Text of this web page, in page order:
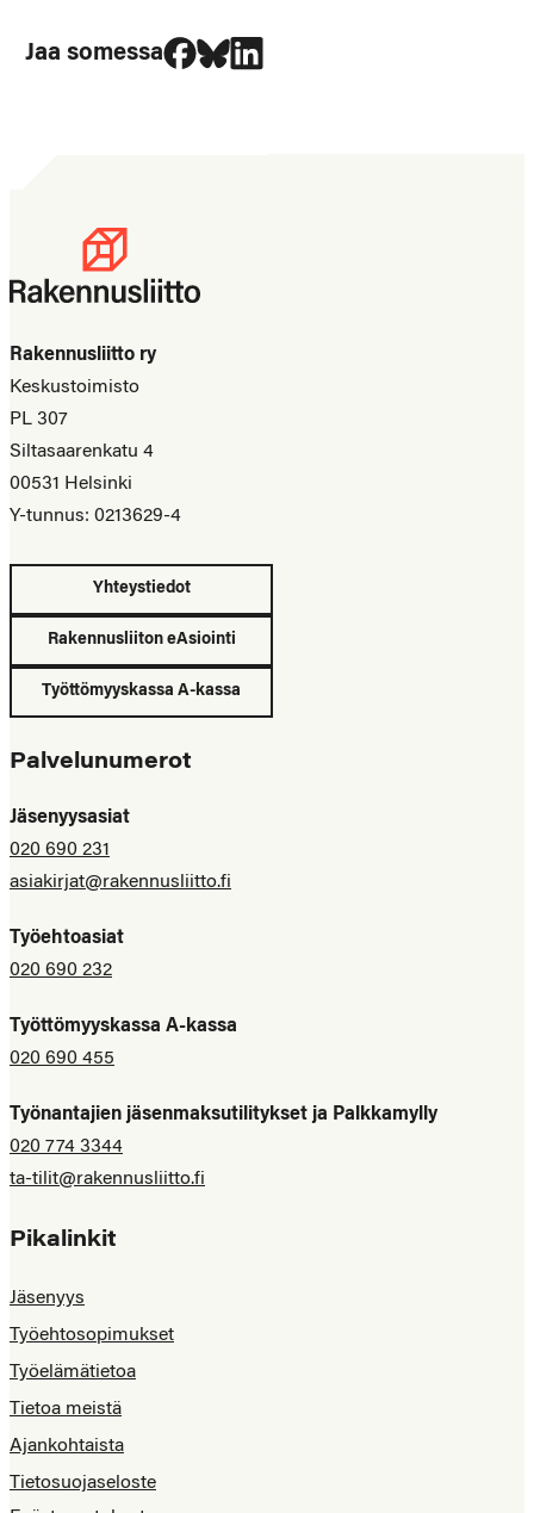
Jaa somessa
Jaa Facebookissa
Jaa Blueskyssa
Jaa LinkedIn:ssä
Rakennusliitto ry
Keskustoimisto
PL 307
Siltasaarenkatu 4
00531 Helsinki
Y-tunnus: 0213629-4
Yhteystiedot
Rakennusliiton eAsiointi
Työttömyyskassa A-kassa
Palvelunumerot
Jäsenyysasiat
020 690 231
asiakirjat@rakennusliitto.fi
Työehtoasiat
020 690 232
Työttömyyskassa A-kassa
020 690 455
Työnantajien jäsenmaksutilitykset ja Palkkamylly
020 774 3344
ta-tilit@rakennusliitto.fi
Pikalinkit
Jäsenyys
Työehtosopimukset
Työelämätietoa
Tietoa meistä
Ajankohtaista
Tietosuojaseloste